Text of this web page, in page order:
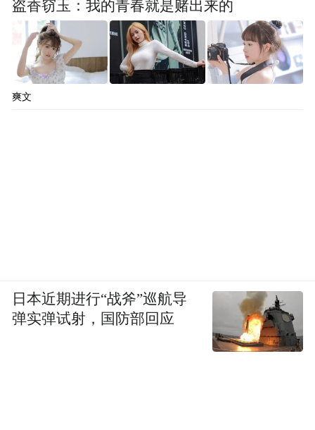
盗香窃玉：我的青春就是赌出来的
爽文
日本近期进行“战斧”巡航导
弹实弹试射，国防部回应